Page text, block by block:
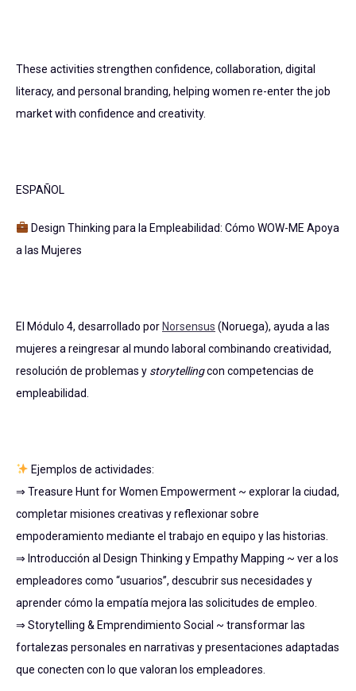
These activities strengthen confidence, collaboration, digital
literacy, and personal branding, helping women re-enter the job
market with confidence and creativity.
ESPAÑOL
Design Thinking para la Empleabilidad: Cómo WOW-ME Apoya
a las Mujeres
El Módulo 4, desarrollado por Norsensus (Noruega), ayuda a las
mujeres a reingresar al mundo laboral combinando creatividad,
resolución de problemas y storytellingcon competencias de
empleabilidad.
Ejemplos de actividades:
⇒ Treasure Hunt for Women Empowerment ~ explorar la ciudad,
completar misiones creativas y reflexionar sobre
empoderamiento mediante el trabajo en equipo y las historias.
⇒ Introducción al Design Thinking y Empathy Mapping ~ ver a los
empleadores como “usuarios”, descubrir sus necesidades y
aprender cómo la empatía mejora las solicitudes de empleo.
⇒ Storytelling & Emprendimiento Social ~ transformar las
fortalezas personales en narrativas y presentaciones adaptadas
que conecten con lo que valoran los empleadores.